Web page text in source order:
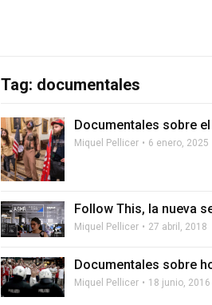
Tag: documentales
Documentales sobre
Miquel Pellicer 6 enero, 2025
Follow This, la nueva
Miquel Pellicer 27 abril, 2018
Documentales sobre
Miquel Pellicer 18 junio, 2016